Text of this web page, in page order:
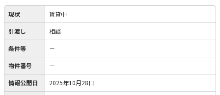
現状 賃貸中
引渡し 相談
条件等 －
物件番号 －
情報公開日 2025年10月28日